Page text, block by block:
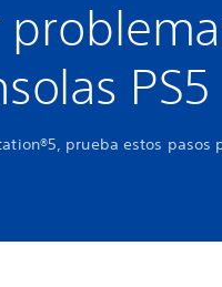
PS5
prueba estos pasos